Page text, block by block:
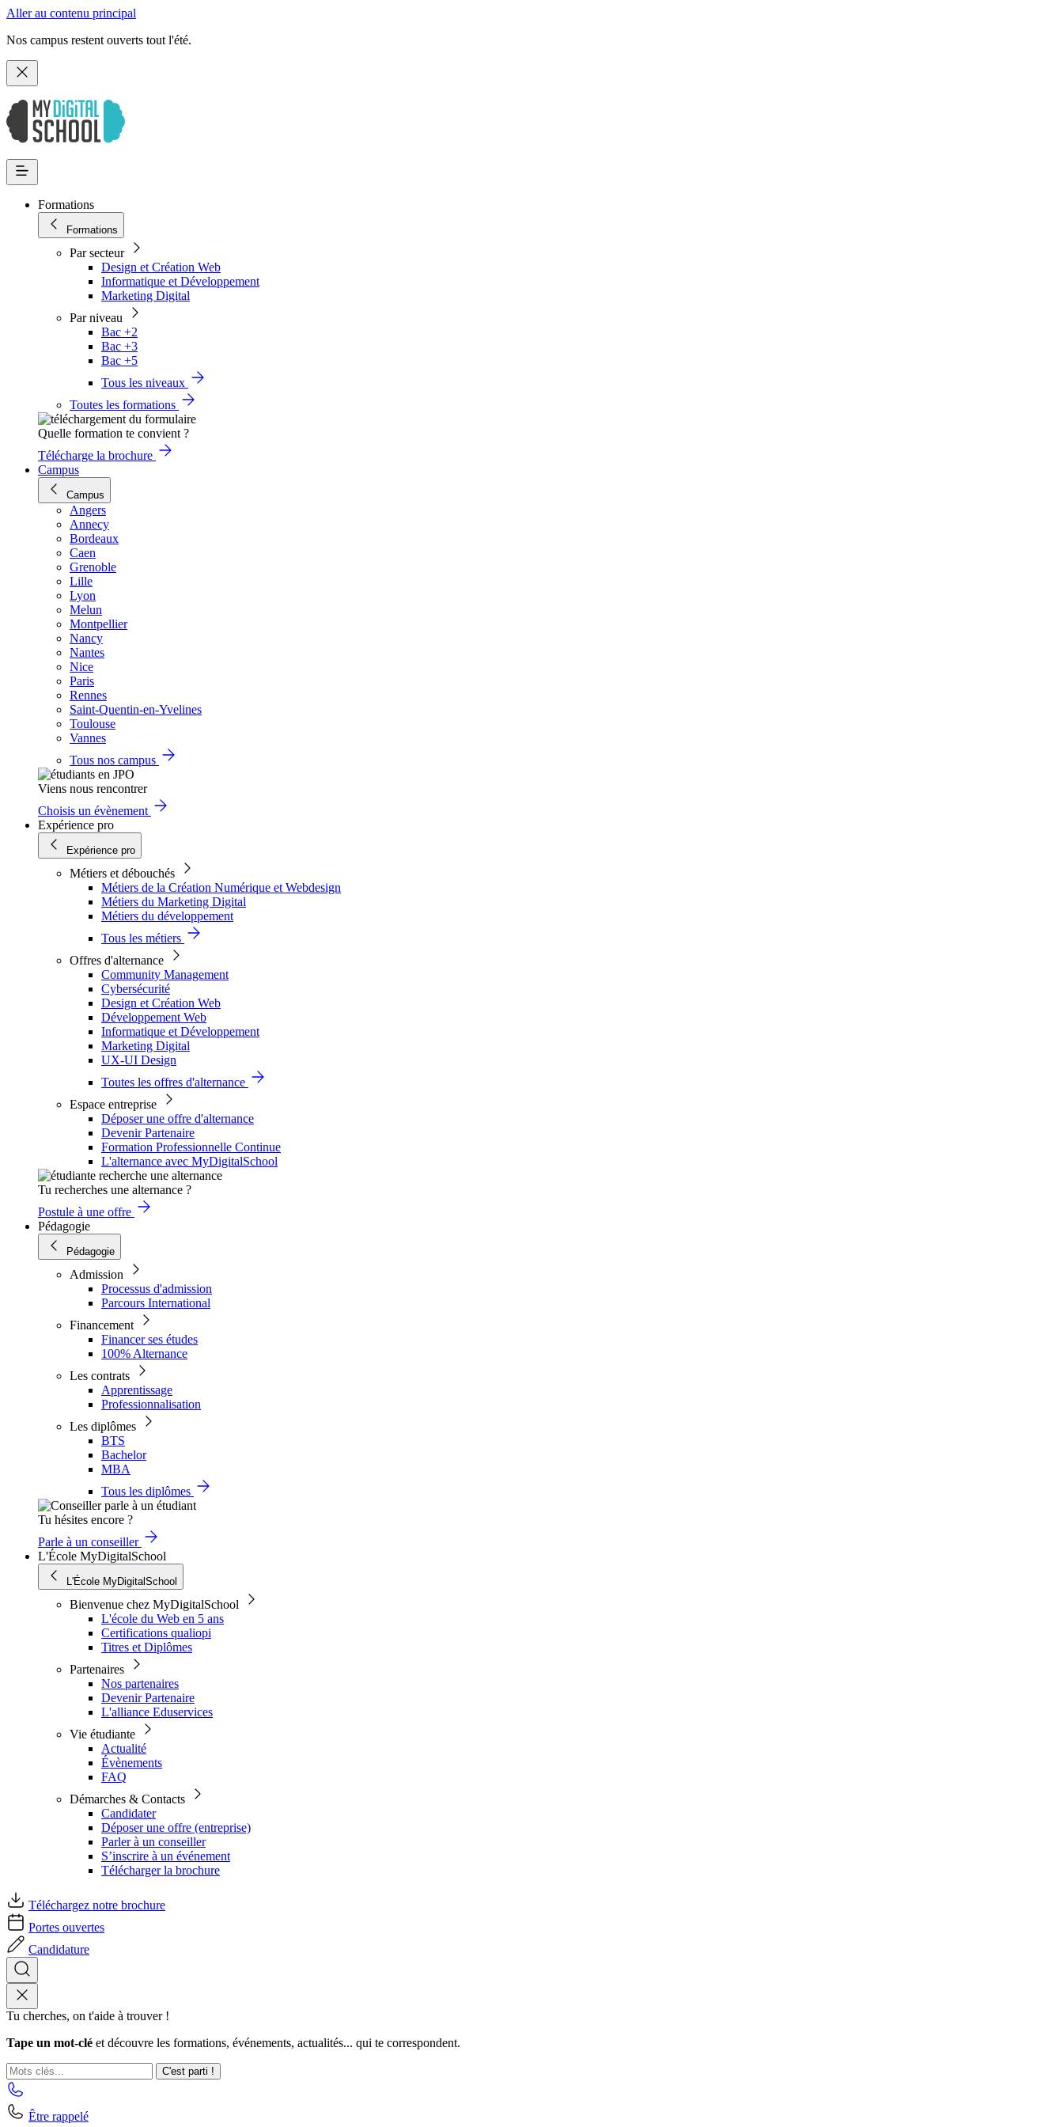
Aller au contenu principal
Nos campus restent ouverts tout l'été.
Formations
Formations
Par secteur
Design et Création Web
Informatique et Développement
Marketing Digital
Par niveau
Bac +2
Bac +3
Bac +5
Tous les niveaux
Toutes les formations
Quelle formation te convient ?
Télécharge la brochure
Campus
Campus
Angers
Annecy
Bordeaux
Caen
Grenoble
Lille
Lyon
Melun
Montpellier
Nancy
Nantes
Nice
Paris
Rennes
Saint-Quentin-en-Yvelines
Toulouse
Vannes
Tous nos campus
Viens nous rencontrer
Choisis un évènement
Expérience pro
Expérience pro
Métiers et débouchés
Métiers de la Création Numérique et Webdesign
Métiers du Marketing Digital
Métiers du développement
Tous les métiers
Offres d'alternance
Community Management
Cybersécurité
Design et Création Web
Développement Web
Informatique et Développement
Marketing Digital
UX-UI Design
Toutes les offres d'alternance
Espace entreprise
Déposer une offre d'alternance
Devenir Partenaire
Formation Professionnelle Continue
L'alternance avec MyDigitalSchool
Tu recherches une alternance ?
Postule à une offre
Pédagogie
Pédagogie
Admission
Processus d'admission
Parcours International
Financement
Financer ses études
100% Alternance
Les contrats
Apprentissage
Professionnalisation
Les diplômes
BTS
Bachelor
MBA
Tous les diplômes
Tu hésites encore ?
Parle à un conseiller
L'École MyDigitalSchool
L'École MyDigitalSchool
Bienvenue chez MyDigitalSchool
L'école du Web en 5 ans
Certifications qualiopi
Titres et Diplômes
Partenaires
Nos partenaires
Devenir Partenaire
L'alliance Eduservices
Vie étudiante
Actualité
Évènements
FAQ
Démarches & Contacts
Candidater
Déposer une offre (entreprise)
Parler à un conseiller
S’inscrire à un événement
Télécharger la brochure
Téléchargez notre brochure
Portes ouvertes
Candidature
Tu cherches, on t'aide à trouver !
Tape un mot-clé et découvre les formations, événements, actualités... qui te correspondent.
C'est parti !
Être rappelé